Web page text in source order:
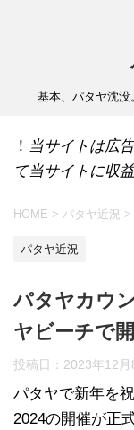
基本、パタヤ沈没
！ 当サイトは広
て当サイトに収
HOME > パタヤ近況 >
パタヤ近況
パタヤカウ
ヤビーチで
投稿日： 2023年12月
パタヤで新年を
2024の開催が正